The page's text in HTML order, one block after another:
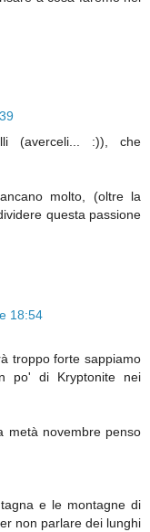
(averceli... :)), che
molto, (oltre la
questa passione
18:54
troppo forte sappiamo
po' di Kryptonite nei
metà novembre penso
e le montagne di
non parlare dei lunghi